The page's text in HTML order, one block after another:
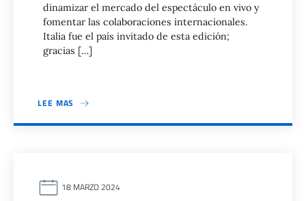
dinamizar el mercado del espectáculo en vivo y
fomentar las colaboraciones internacionales.
Italia fue el país invitado de esta edición;
gracias […]
LEE MAS
18 MARZO 2024